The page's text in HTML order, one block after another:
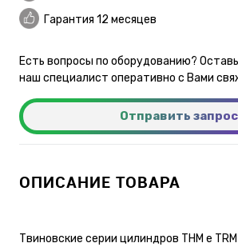
Гарантия 12 месяцев
Есть вопросы по оборудованию?
наш специалист оперативно с Вами
Отправить запрос
ОПИСАНИЕ ТОВАРА
Твиновские серии цилиндров THM e